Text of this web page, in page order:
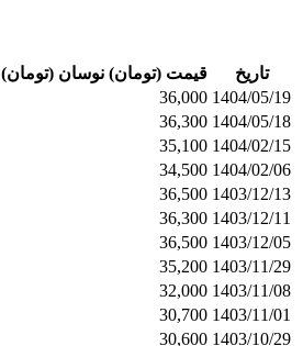
تاریخ قیمت (تومان) نوسان (تومان)
1404/05/19
36,000
1404/05/18
36,300
1404/02/15
35,100
1404/02/06
34,500
1403/12/13
36,500
1403/12/11
36,300
1403/12/05
36,500
1403/11/29
35,200
1403/11/08
32,000
1403/11/01
30,700
1403/10/29
30,600